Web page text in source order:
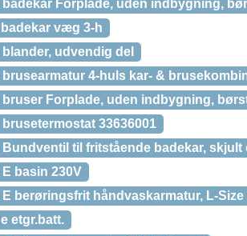
Forplade, uden indbygning,
væg 3-h
udvendig del
4-huls kar- &
bruser Forplade, uden indbygning,
33636001
til fritstående badekar, skjult
basin 230V
berøringsfrit håndvaskarmatur, L-Size
etgr.batt.